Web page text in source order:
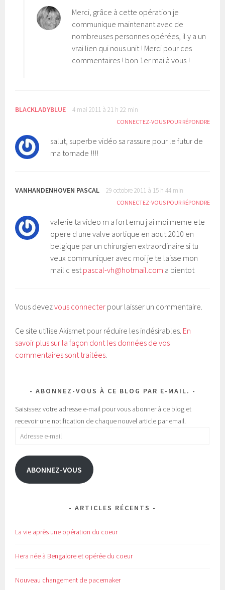
Merci, grâce à cette opération je
communique maintenant avec de
nombreuses personnes opérées, il y a un
vrai lien qui nous unit ! Merci pour ces
commentaires ! bon 1er mai à vous !
BLACKLADYBLUE 4 mai 2011 à 21 h 22 min
CONNECTEZ-VOUS POUR RÉPONDRE
salut, superbe vidéo sa rassure pour le futur de
ma tornade !!!!
VANHANDENHOVEN PASCAL 29 octobre 2011 à 15 h 44 min
CONNECTEZ-VOUS POUR RÉPONDRE
valerie ta video m a fort emu j ai moi meme ete
opere d une valve aortique en aout 2010 en
belgique par un chirurgien extraordinaire si tu
veux communiquer avec moi je te laisse mon
mail c est pascal-vh@hotmail.com a bientot
Vous devezvous connecter pour laisser un commentaire.
Ce site utilise Akismet pour réduire les indésirables. En
savoir plus sur la façon dont les données de vos
commentaires sont traitées
ABONNEZ-VOUS À CE BLOG PAR E-MAIL.
Saisissez votre adresse e-mail pour vous abonner à ce blog et
recevoir une notification de chaque nouvel article par email.
Adresse
mail
ABONNEZ-VOUS
ARTICLES RÉCENTS
La vie après une opération du coeur
Hera née à Bengalore et opérée du coeur
Nouveau changement de pacemaker